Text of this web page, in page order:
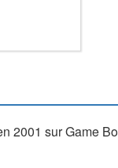
2001 sur Game